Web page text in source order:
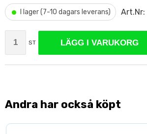
• I lager (7-10 dagars leverans) Art.Nr:
ST LÄGG I VARUKORG
Andra har också köpt